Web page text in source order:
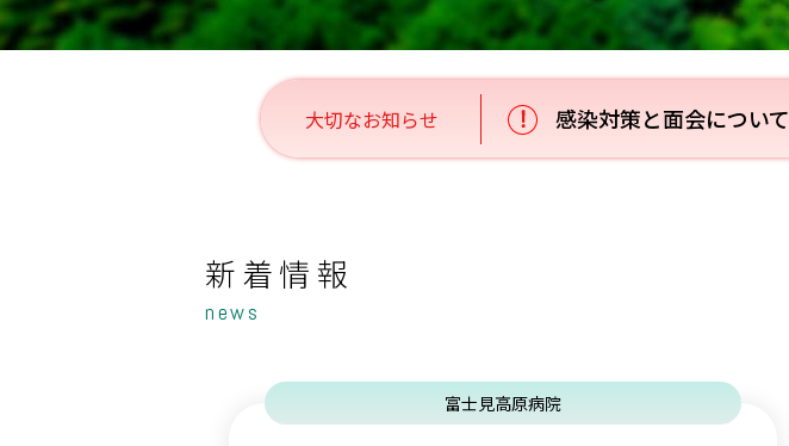
感染対策と面会について
新着情報
news
富士見高原病院